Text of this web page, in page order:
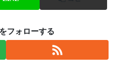
フォローする